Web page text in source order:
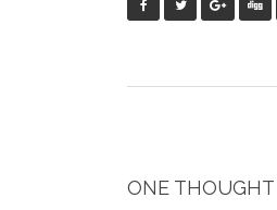
ONE THOUGHT